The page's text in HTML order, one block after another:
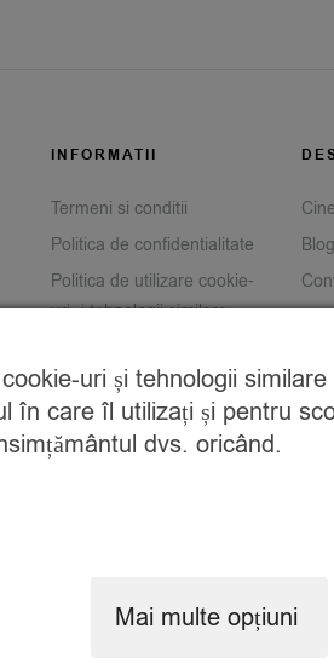
INFORMATII
Termeni si conditii
Politica de confidentialitate
Politica de utilizare cookie-
uri și tehnologii similare
caracter personal
Returnare produse
Savor Club Rewards
Blog
2024 SavorShop.Toate drepturile rezervate.
uri și tehnologii
în care îl utilizați și pentru
dvs. oricând.
Mai multe opțiuni